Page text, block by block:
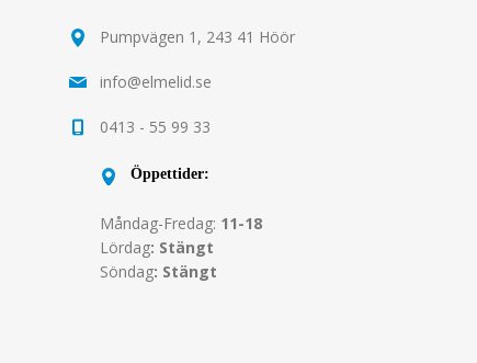
Pumpvägen 1, 243 41 Höör
info@elmelid.se
0413 - 55 99 33
Öppettider:
Måndag-Fredag: 11-18
Lördag: Stängt
Söndag: Stängt